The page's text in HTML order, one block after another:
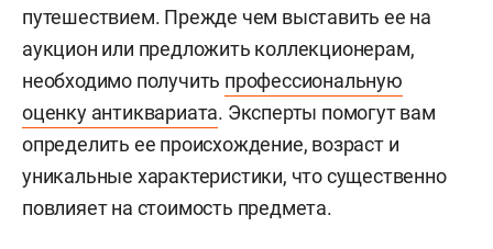
путешествием. Прежде чем выставить ее на
аукцион или предложить коллекционерам,
необходимо получить профессиональную
оценку антиквариата. Эксперты помогут вам
определить ее происхождение, возраст и
уникальные характеристики, что существенно
повлияет на стоимость предмета.